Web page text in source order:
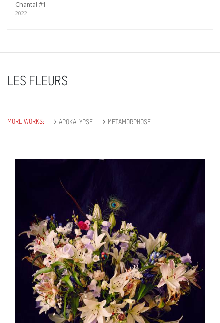
Chantal #1
2022
LES FLEURS
MORE WORKS: APOKALYPSE METAMORPHOSE